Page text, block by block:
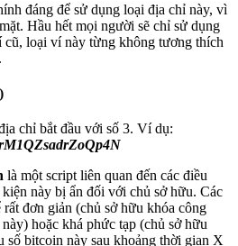
đáng để sử dụng loại địa chỉ này, vì
Hầu hết mọi người sẽ chỉ sử dụng
cũ, loại ví này từng không tương thích
)
chỉ bắt đầu với số 3. Ví dụ:
là một script liên quan đến các điều
này bị ẩn đối với chủ sở hữu. Các
đơn giản (chủ sở hữu khóa công
hoặc khá phức tạp (chủ sở hữu
số bitcoin này sau khoảng thời gian X